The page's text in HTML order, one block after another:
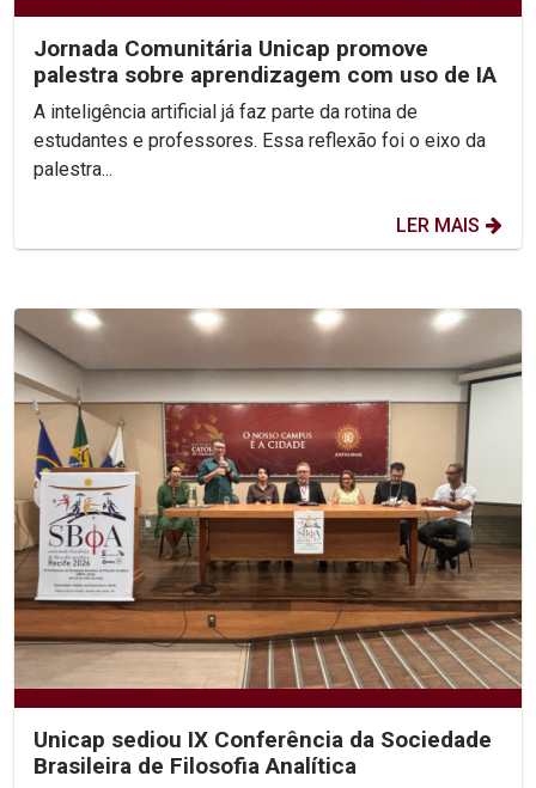
Jornada Comunitária Unicap promove
palestra sobre aprendizagem com uso de IA
A inteligência artificial já faz parte da rotina de
estudantes e professores. Essa reflexão foi o eixo da
palestra...
LER MAIS
Unicap sediou IX Conferência da Sociedade
Brasileira de Filosofia Analítica